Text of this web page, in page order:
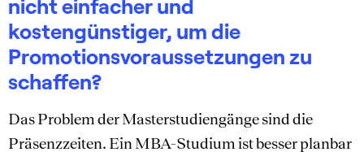
nicht einfacher und
kostengünstiger, um die
Promotionsvoraussetzungen zu
schaffen?
Das Problem der Masterstudiengänge sind die
Präsenzzeiten. Ein MBA-Studium ist besser planbar